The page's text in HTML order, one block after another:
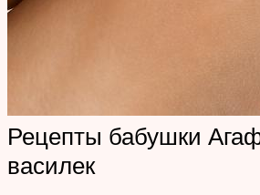
Рецепты бабушки
василек